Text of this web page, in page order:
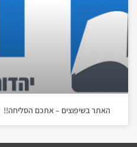
האתר בשיפוצים – אתכם הסליחה!!